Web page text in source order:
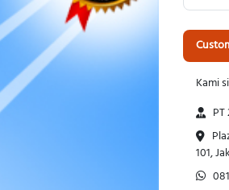
Kami
PT
101,